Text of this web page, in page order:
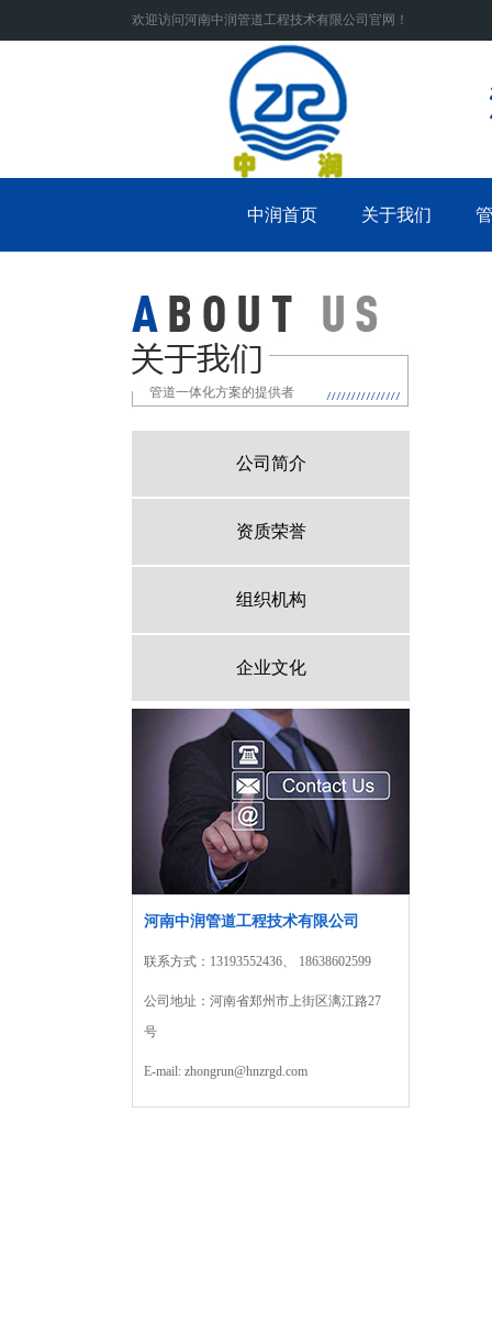
欢迎访问河南中润管道工程技术有限公司官网！
中润首页 关于我们
管道一体化方案的提供者
公司简介
资质荣誉
组织机构
企业文化
河南中润管道工程技术有限公司
联系方式：13193552436、 18638602599
公司地址：河南省郑州市上街区漓江路27
号
E-mail: zhongrun@hnzrgd.com